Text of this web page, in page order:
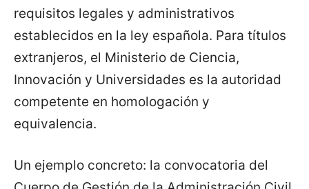
requisitos legales y administrativos
establecidos en la ley española. Para títulos
extranjeros, el Ministerio de Ciencia,
Innovación y Universidades es la autoridad
competente en homologación y
equivalencia.
Un ejemplo concreto: la convocatoria del